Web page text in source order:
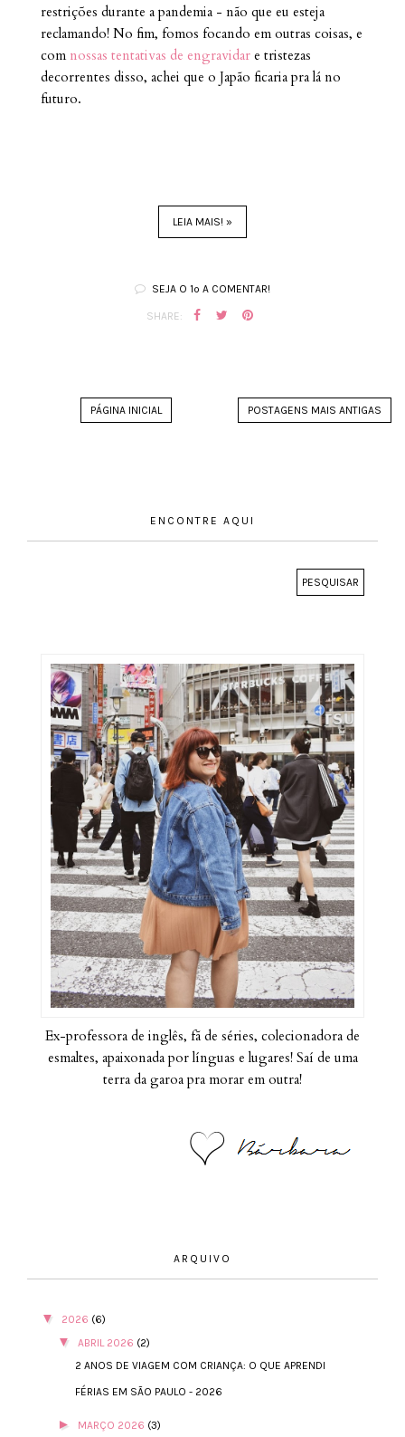
restrições durante a pandemia - não que eu esteja
reclamando! No fim, fomos focando em outras coisas, e
com nossas tentativas de engravidar e tristezas
decorrentes disso, achei que o Japão ficaria pra lá no
futuro.
LEIA MAIS! »
SEJA O 1º A COMENTAR!
SHARE:
POSTAGENS MAIS ANTIGAS
PÁGINA INICIAL
ENCONTRE AQUI
Ex-professora de inglês, fã de séries, colecionadora de
esmaltes, apaixonada por línguas e lugares! Saí de uma
terra da garoa pra morar em outra!
ARQUIVO
▼ 2026 (6)
▼ ABRIL 2026 (2)
2 ANOS DE VIAGEM COM CRIANÇA: O QUE APRENDI
FÉRIAS EM SÃO PAULO - 2026
► MARÇO 2026 (3)